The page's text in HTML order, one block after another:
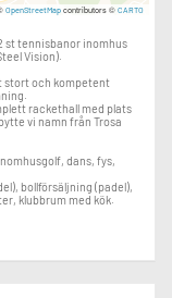
OpenStreetMap contributors © CARTO
st tennisbanor inomhus
Vision).
stort och kompetent
rackethall med plats
vi namn från Trosa
dans, fys,
bollförsäljning (padel),
klubbrum med kök.